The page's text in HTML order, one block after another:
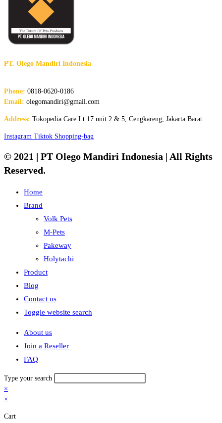
PT. Olego Mandiri Indonesia
Phone: 0818-0620-0186
Email: olegomandiri@gmail.com
Address: Tokopedia Care Lt 17 unit 2 & 5, Cengkareng, Jakarta Barat
Instagram Tiktok Shopping-bag
© 2021 | PT Olego Mandiri Indonesia | All Rights
Reserved.
Home
Brand
Volk Pets
M-Pets
Pakeway
Holytachi
Product
Blog
Contact us
Toggle website search
About us
Join a Reseller
FAQ
Type your search
×
×
Cart